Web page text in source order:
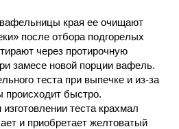
края ее очищают
после отбора подгорелых
через протирочную
замесе новой порции вафель.
теста при выпечке и из-за
происходит быстро.
теста крахмал
и приобретает желтоватый